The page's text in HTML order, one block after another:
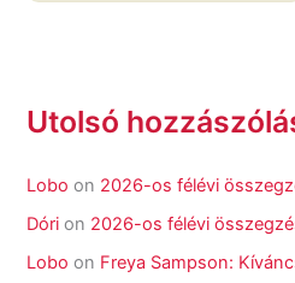
Utolsó
Lobo on 2026-os félévi
Dóri on 2026-os félévi
Lobo on Freya Sampson: